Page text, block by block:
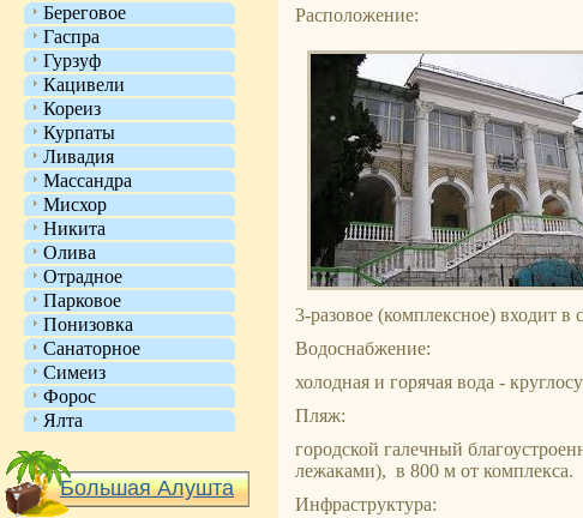
Береговое
Гаспра
Гурзуф
Кацивели
Кореиз
Курпаты
Ливадия
Массандра
Мисхор
Никита
Олива
Отрадное
Парковое
Понизовка
Санаторное
Симеиз
Форос
Ялта
Большая Алушта
Расположение:
3-разовое (комплексное) входит в
Водоснабжение:
холодная и горячая вода -
Пляж:
городской галечный
лежаками), в 800 м от комплекса.
Инфраструктура: